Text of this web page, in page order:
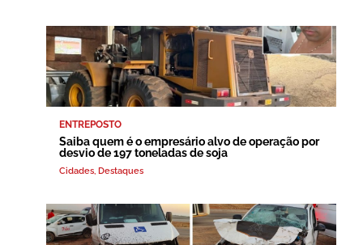
ENTREPOSTO
Saiba quem é o empresário alvo de operação por
desvio de 197 toneladas de soja
Cidades, Destaques